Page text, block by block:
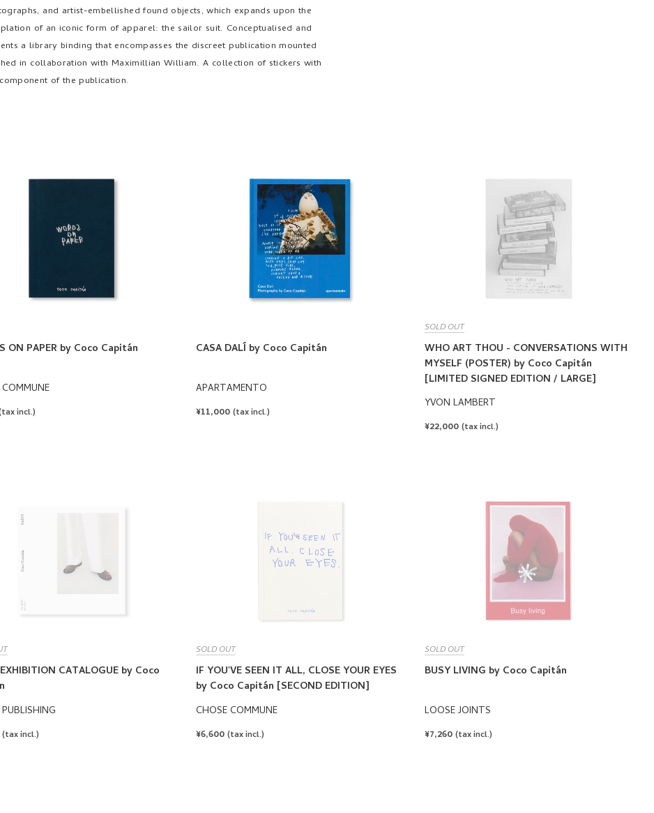
and artist-embellished found objects, which expands upon the
of an iconic form of apparel: the sailor suit. Conceptualised and
a library binding that encompasses the discreet publication mounted
in collaboration with Maximillian William. A collection of stickers with
of the publication.
ON PAPER by Coco Capitán
incl.)
CASA DALÍ by Coco Capitán
APARTAMENTO
REGULAR
¥11,000 (tax incl.)
SOLD OUT
WHO ART THOU - CONVERSATIONS WITH
MYSELF (POSTER) by Coco Capitán
[LIMITED SIGNED EDITION / LARGE]
YVON LAMBERT
REGULAR
¥22,000 (tax incl.)
CATALOGUE by Coco
(tax incl.)
SOLD OUT
IF YOU'VE SEEN IT ALL, CLOSE YOUR EYES
by Coco Capitán [SECOND EDITION]
CHOSE COMMUNE
REGULAR
¥6,600 (tax incl.)
SOLD OUT
BUSY LIVING by Coco Capitán
LOOSE JOINTS
REGULAR
¥7,260 (tax incl.)